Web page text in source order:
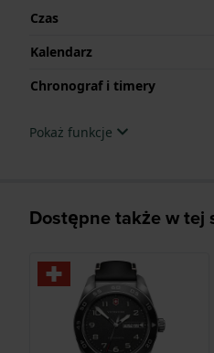
Czas
Kalendarz
Chronograf i timery
Pokaż funkcje
Dostępne także w tej